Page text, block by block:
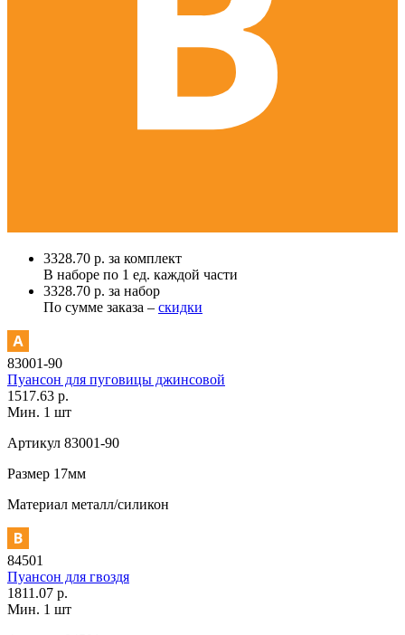
3328.70 р. за комплект
В наборе по 1 ед. каждой части
3328.70 р. за набор
По сумме заказа – скидки
83001-90
Пуансон для пуговицы джинсовой
1517.63 р.
Мин. 1 шт
Артикул 83001-90
Размер 17мм
Материал металл/силикон
84501
Пуансон для гвоздя
1811.07 р.
Мин. 1 шт